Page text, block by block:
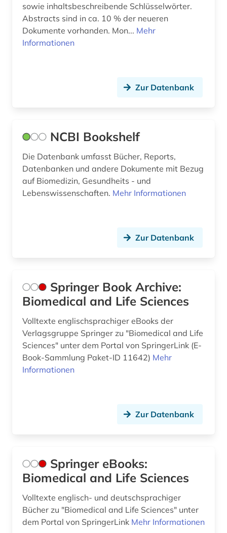
sowie inhaltsbeschreibende Schlüsselwörter.
Abstracts sind in ca. 10 % der neueren
Dokumente vorhanden. Mon... Mehr
Informationen
Zur Datenbank
NCBI Bookshelf
Die Datenbank umfasst Bücher, Reports,
Datenbanken und andere Dokumente mit Bezug
auf Biomedizin, Gesundheits - und
Lebenswissenschaften. Mehr Informationen
Zur Datenbank
Springer Book Archive:
Biomedical and Life Sciences
Volltexte englischsprachiger eBooks der
Verlagsgruppe Springer zu "Biomedical and Life
Sciences" unter dem Portal von SpringerLink (E-
Book-Sammlung Paket-ID 11642) Mehr
Informationen
Zur Datenbank
Springer eBooks:
Biomedical and Life Sciences
Volltexte englisch- und deutschsprachiger
Bücher zu "Biomedical and Life Sciences" unter
dem Portal von SpringerLink Mehr Informationen